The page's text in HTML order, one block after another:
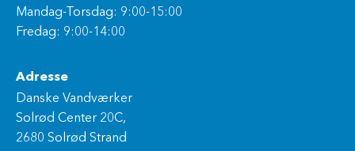
Mandag-Torsdag: 9:00-15:00
Fredag: 9:00-14:00
Adresse
Danske Vandværker
Solrød Center 20C,
2680 Solrød Strand